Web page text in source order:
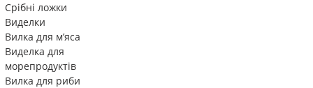
Срібні ложки
Виделки
Вилка для м’яса
Виделка для
морепродуктів
Вилка для риби